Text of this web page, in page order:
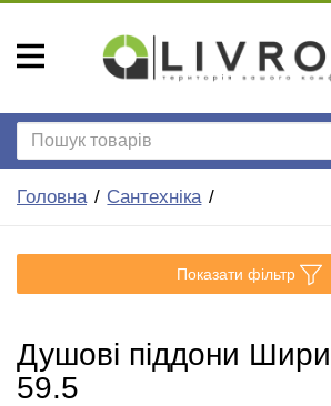
Головна Сантехніка
Показати фільтр
Душові піддони
59.5